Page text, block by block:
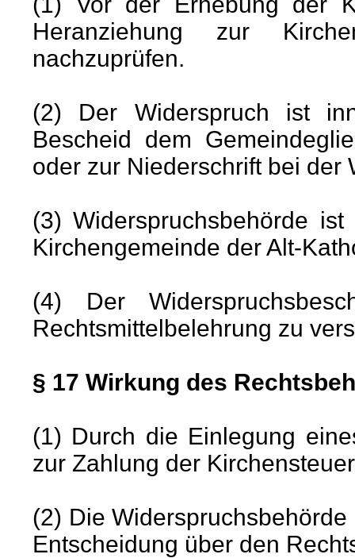
Heranziehung zur
nachzuprüfen.
(2) Der Widerspruch ist
Bescheid dem
oder zur Niederschrift bei der
(3) Widerspruchsbehörde
Kirchengemeinde der Alt-
(4) Der
Rechtsmittelbelehrung zu
§ 17 Wirkung des
(1) Durch die Einlegung
zur Zahlung der
(2) Die
Entscheidung über den